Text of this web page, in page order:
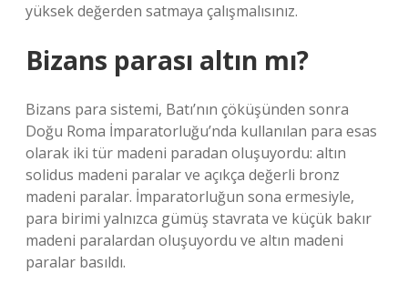
yüksek değerden satmaya çalışmalısınız.
Bizans parası altın mı?
Bizans para sistemi, Batı’nın çöküşünden sonra
Doğu Roma İmparatorluğu’nda kullanılan para esas
olarak iki tür madeni paradan oluşuyordu: altın
solidus madeni paralar ve açıkça değerli bronz
madeni paralar. İmparatorluğun sona ermesiyle,
para birimi yalnızca gümüş stavrata ve küçük bakır
madeni paralardan oluşuyordu ve altın madeni
paralar basıldı.